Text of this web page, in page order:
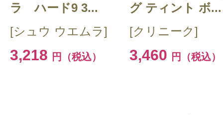
ラ ハード9 3...
[シュウ ウエムラ]
3,218 円（税込）
グ ティント ボ...
[クリニーク]
3,460 円（税込）